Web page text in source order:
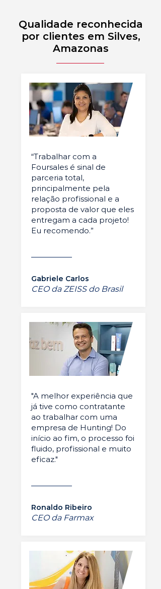
Qualidade reconhecida
por clientes em Silves,
Amazonas
“Trabalhar com a
Foursales é sinal de
parceria total,
principalmente pela
relação profissional e a
proposta de valor que eles
entregam a cada projeto!
Eu recomendo.”
Gabriele Carlos
CEO da ZEISS do Brasil
"A melhor experiência que
já tive como contratante
ao trabalhar com uma
empresa de Hunting! Do
início ao fim, o processo foi
fluido, profissional e muito
eficaz."
Ronaldo Ribeiro
CEO da Farmax